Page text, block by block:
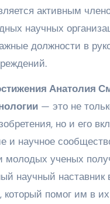
активным
научных
должности в
Анатолия
— это не
но и его
и научное
молодых ученых
научный наставник
который помог им в их